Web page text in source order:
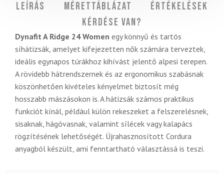
Leírás Mérettáblázat
Értékelések
Kérdése van?
Dynafit A Ridge 24 Women egy könnyű és tartós
síhátizsák, amelyet kifejezetten nők számára terveztek,
ideális egynapos túrákhoz kihívást jelentő alpesi terepen.
A rövidebb hátrendszernek és az ergonomikus szabásnak
köszönhetően kivételes kényelmet biztosít még
hosszabb mászásokon is. A hátizsák számos praktikus
funkciót kínál, például külön rekeszeket a felszerelésnek,
sisaknak, hágóvasnak, valamint sílécek vagy kalapács
rögzítésének lehetőségét. Újrahasznosított Cordura
anyagból készült, ami fenntartható választássá is teszi.